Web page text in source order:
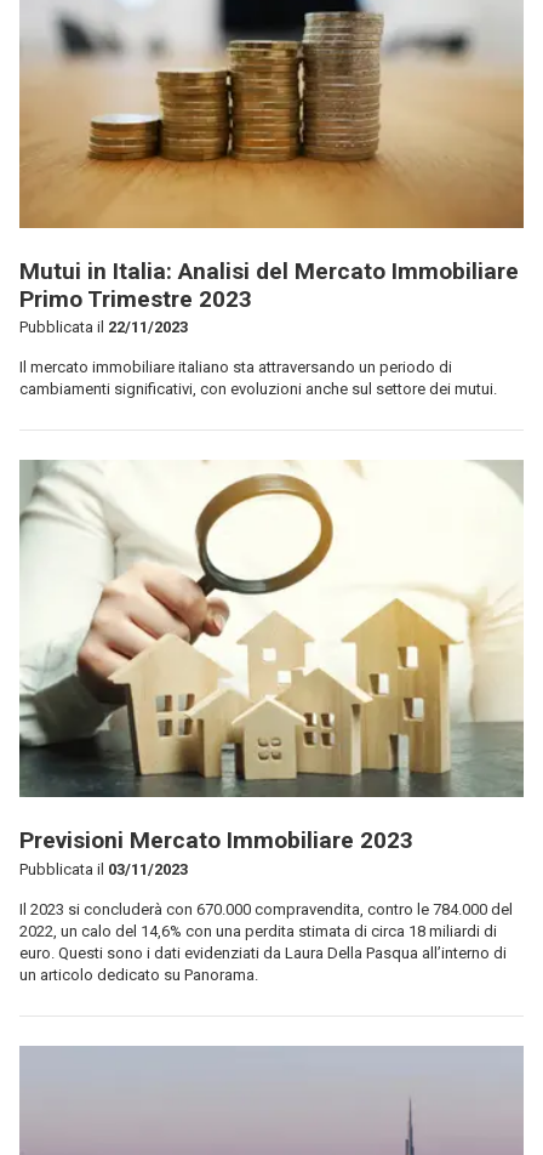
Mutui in Italia: Analisi del Mercato Immobiliare
Primo Trimestre 2023
Pubblicata il 22/11/2023
Il mercato immobiliare italiano sta attraversando un periodo di
cambiamenti significativi, con evoluzioni anche sul settore dei mutui.
Previsioni Mercato Immobiliare 2023
Pubblicata il 03/11/2023
Il 2023 si concluderà con 670.000 compravendita, contro le 784.000 del
2022, un calo del 14,6% con una perdita stimata di circa 18 miliardi di
euro. Questi sono i dati evidenziati da Laura Della Pasqua all’interno di
un articolo dedicato su Panorama.